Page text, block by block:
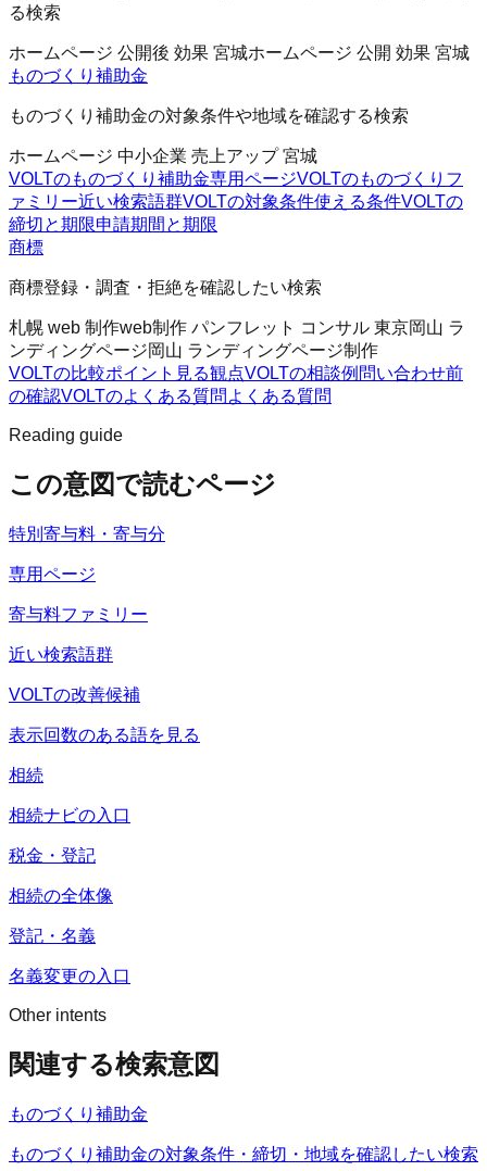
る検索
ホームページ 公開後 効果 宮城ホームページ 公開 効果 宮城
ものづくり補助金
ものづくり補助金の対象条件や地域を確認する検索
ホームページ 中小企業 売上アップ 宮城
VOLTのものづくり補助金専用ページVOLTのものづくりフ
ァミリー近い検索語群VOLTの対象条件使える条件VOLTの
締切と期限申請期間と期限
商標
商標登録・調査・拒絶を確認したい検索
札幌 web 制作web制作 パンフレット コンサル 東京岡山 ラ
ンディングページ岡山 ランディングページ制作
VOLTの比較ポイント 見る観点VOLTの相談例 問い合わせ前
の確認VOLTのよくある質問 よくある質問
Reading guide
この意図で読むページ
特別寄与料・寄与分
専用ページ
寄与料ファミリー
近い検索語群
VOLTの改善候補
表示回数のある語を見る
相続
相続ナビの入口
税金・登記
相続の全体像
登記・名義
名義変更の入口
Other intents
関連する検索意図
ものづくり補助金
ものづくり補助金の対象条件・締切・地域を確認したい検索